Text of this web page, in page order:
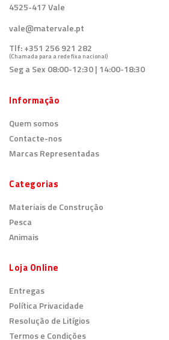
4525-417 Vale
vale@matervale.pt
Tlf:+351 256 921 282
(Chamada para a rede fixa nacional)
Seg a Sex 08:00-12:30 | 14:00-18:30
Informação
Quem somos
Contacte-nos
Marcas Representadas
Categorias
Materiais de Construção
Pesca
Animais
Loja Online
Entregas
Política Privacidade
Resolução de Litígios
Termos e Condições